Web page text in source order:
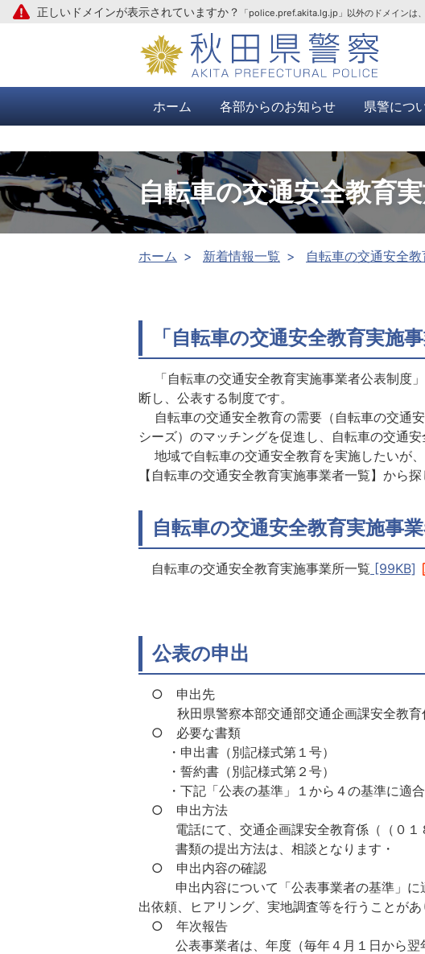
本文へ正しいドメインが表示されていますか？ 「police.pref.akita.lg.jp」以外のドメインは
ホーム 各部からのお知らせ 県警につ
自転車の交通安全教育
ホーム 新着情報一覧 自転車の交通安全
「自転車の交通安全教育実施
「自転車の交通安全教育実施事業者公表制度
断し、公表する制度です。
自転車の交通安全教育の需要（自転車の交通
シーズ）のマッチングを促進し、自転車の交通
地域で自転車の交通安全教育を実施したいが
【自転車の交通安全教育実施事業者一覧】から探
自転車の交通安全教育実施事
自転車の交通安全教育実施事業所一覧 [99KB]
公表の申出
○ 申出先
秋田県警察本部交通部交通企画課安全教育
○ 必要な書類
・申出書（別記様式第１号）
・誓約書（別記様式第２号）
・下記「公表の基準」１から４の基準に適合
○ 申出方法
電話にて、交通企画課安全教育係（（０１８
書類の提出方法は、相談となります・
○ 申出内容の確認
申出内容について「公表事業者の基準」に適
出依頼、ヒアリング、実地調査等を行うことがあ
○ 年次報告
公表事業者は、年度（毎年４月１日から翌年